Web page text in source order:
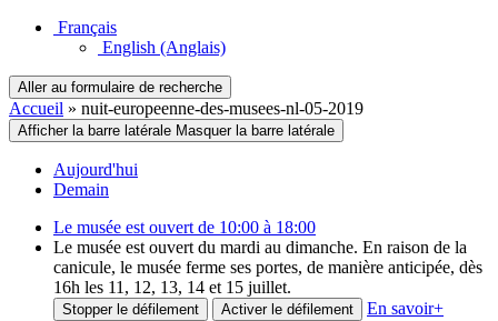
Français
English (Anglais)
Aller au formulaire de recherche
Accueil » nuit-europeenne-des-musees-nl-05-2019
Afficher la barre latérale Masquer la barre latérale
Aujourd'hui
Demain
Le musée est ouvert de 10:00 à 18:00
Le musée est ouvert du mardi au dimanche. En raison de la
canicule, le musée ferme ses portes, de manière anticipée, dès
16h les 11, 12, 13, 14 et 15 juillet.
Stopper le défilement Activer le défilement En savoir+